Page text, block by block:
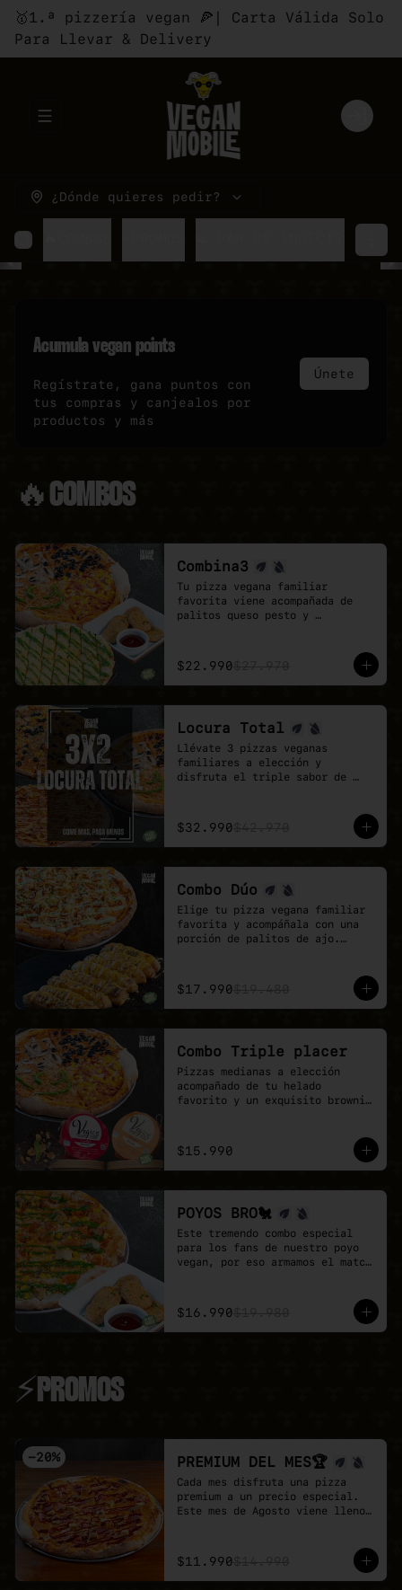
🥇1.ª pizzería vegan 🍕| Carta Válida Solo
Para Llevar & Delivery
Abrir menu de navegación Login
¿Dónde quieres pedir?
Acumulavegan points
Regístrate, gana puntos con
tus compras y canjealos por
productos y más
Únete
🔥COMBOS
Combina3
Tu pizza vegana familiar
favorita viene acompañada de
palitos queso pesto y
contundente y pensada para
quienes buscan mas sabores.
$22.990
Locura Total
Llévate 3 pizzas veganas
familiares a elección y
disfruta el triple sabor de
reuniones de trabajo o fines de
semana con hambre de pizza
vegana.
$32.990
Combo Dúo
Elige tu pizza vegana familiar
favorita y acompáñala con una
porción de palitos de ajo.
disfrutar todo el sabor de
Veganmobile.
$17.990
Combo Triple placer
Pizzas medianas a elección
acompañado de tu helado
favorito y un exquisito brownie
pizza mediana a familiar!
$15.990
POYOS BRO🐔
Este tremendo combo especial
para los fans de nuestro poyo
vegan, por eso armamos el match
elección + porción de Poyo
Tender + salsa buffalo + salsa
BBQ.
$16.990
⚡PROMOS
-20% PREMIUM DEL MES🏆
Cada mes disfruta una pizza
premium a un precio especial.
Este mes de Agosto viene lleno
- Poyo tender, carne mex,
salchicha, pepperoni y un toque
de salsa barbecue sobre base de
$11.990